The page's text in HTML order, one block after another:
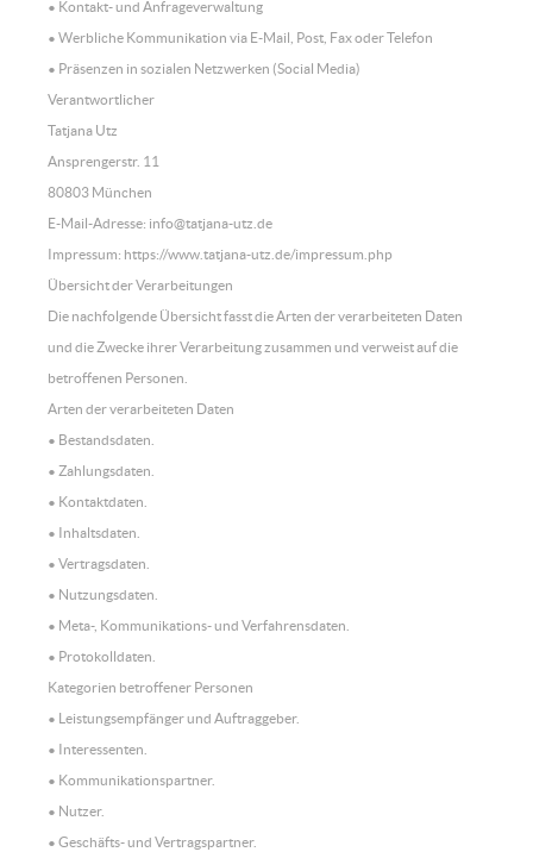
• Kontakt- und Anfrageverwaltung
• Werbliche Kommunikation via E-Mail, Post, Fax oder Telefon
• Präsenzen in sozialen Netzwerken (Social Media)
Verantwortlicher
Tatjana Utz
Ansprengerstr. 11
80803 München
E-Mail-Adresse: info@tatjana-utz.de
Impressum: https://www.tatjana-utz.de/impressum.php
Übersicht der Verarbeitungen
Die nachfolgende Übersicht fasst die Arten der verarbeiteten Daten
und die Zwecke ihrer Verarbeitung zusammen und verweist auf die
betroffenen Personen.
Arten der verarbeiteten Daten
• Bestandsdaten.
• Zahlungsdaten.
• Kontaktdaten.
• Inhaltsdaten.
• Vertragsdaten.
• Nutzungsdaten.
• Meta-, Kommunikations- und Verfahrensdaten.
• Protokolldaten.
Kategorien betroffener Personen
• Leistungsempfänger und Auftraggeber.
• Interessenten.
• Kommunikationspartner.
• Nutzer.
• Geschäfts- und Vertragspartner.